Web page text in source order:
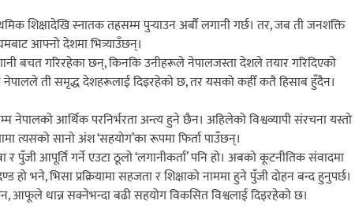
शिक्षादेखि स्नातक तहसम्म पुर्‍याउन अर्बौँ लगानी गर्छ। तर, जब ती जनशक्ति
आफ्नो देशमा भित्र्याउँछन्।
बचत गरिरहेका छन्, किनकि उनीहरूले नेपालजस्ता देशले तयार गरिदिएको
नेपालले ती समृद्ध देशहरूलाई दिइरहेको छ, तर यसको कहीँ कतै हिसाब हुँदैन।
नेपालको आर्थिक परनिर्भरता अन्त्य हुने छैन। अहिलेको विश्वव्यापी संरचना यस्तो
त्यसको सानो अंश ‘सहयोग’का रूपमा फिर्ता पाउँछन्।
र पुँजी आपूर्ति गर्ने एउटा ठूलो ‘लगानीकर्ता’ पनि हो। अबको कूटनीतिक संवादमा
भने, भिसा प्रक्रियामा सहजता र शिक्षाको नाममा हुने पुँजी दोहन बन्द हुनुपर्छ।
आफूले धान्न सक्नेभन्दा बढी सहयोग विकसित विश्वलाई दिइरहेको छ।